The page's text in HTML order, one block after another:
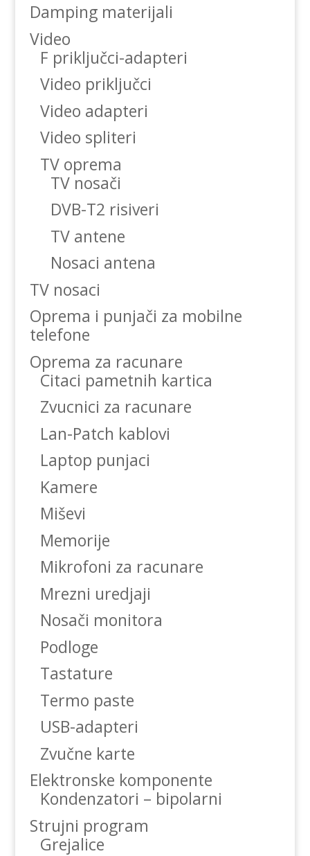
Damping materijali
Video
F priključci-adapteri
Video priključci
Video adapteri
Video spliteri
TV oprema
TV nosači
DVB-T2 risiveri
TV antene
Nosaci antena
TV nosaci
Oprema i punjači za mobilne
telefone
Oprema za racunare
Citaci pametnih kartica
Zvucnici za racunare
Lan-Patch kablovi
Laptop punjaci
Kamere
Miševi
Memorije
Mikrofoni za racunare
Mrezni uredjaji
Nosači monitora
Podloge
Tastature
Termo paste
USB-adapteri
Zvučne karte
Elektronske komponente
Kondenzatori – bipolarni
Strujni program
Grejalice